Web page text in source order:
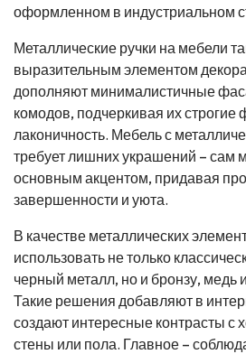
оформленном в индустриальном
Металлические ручки на мебели
выразительным элементом
дополняют минималистичные
комодов, подчеркивая их
лаконичность. Мебель с
требует лишних украшений – сам
основным акцентом, придавая
завершенности и уюта.
В качестве металлических
использовать не только
черный металл, но и бронзу, медь
Такие решения добавляют в
создают интересные контрасты с
стены или пола. Главное –